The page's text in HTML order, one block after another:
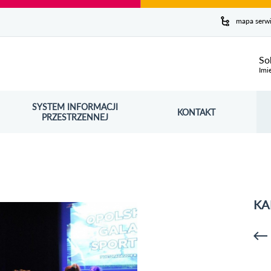
mapa
SYSTEM INFORMACJI
PRZESTRZENNEJ
OTWORZY SIĘ W NOWYM OKNIE KONTAKT